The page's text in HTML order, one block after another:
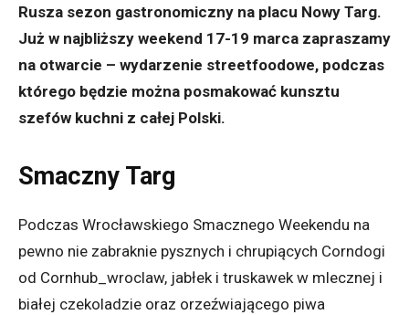
Rusza sezon gastronomiczny na placu Nowy Targ.
Już w najbliższy weekend 17-19 marca zapraszamy
na otwarcie – wydarzenie streetfoodowe, podczas
którego będzie można posmakować kunsztu
szefów kuchni z całej Polski.
Smaczny Targ
Podczas Wrocławskiego Smacznego Weekendu na
pewno nie zabraknie pysznych i chrupiących Corndogi
od Cornhub_wroclaw, jabłek i truskawek w mlecznej i
białej czekoladzie oraz orzeźwiającego piwa